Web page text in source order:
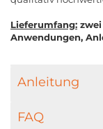
Lieferumfang:
Anwendungen,
Anleitung
FAQ